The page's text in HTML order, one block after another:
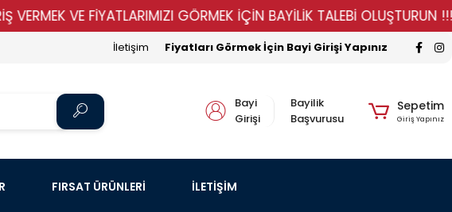
VE FİYATLARIMIZI GÖRMEK İÇİN BAYİLİK TALEBİ OLUŞTURUN !!!!!
Fiyatları Görmek İçin Bayi Girişi Yapınız
İletişim
Bayi
Girişi
Bayilik
Başvurusu
Sepetim
Giriş Yapınız
FIRSAT ÜRÜNLERİ İLETİŞİM